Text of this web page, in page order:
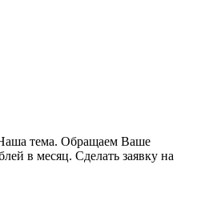
тема. Обращаем Ваше
в месяц. Сделать заявку на